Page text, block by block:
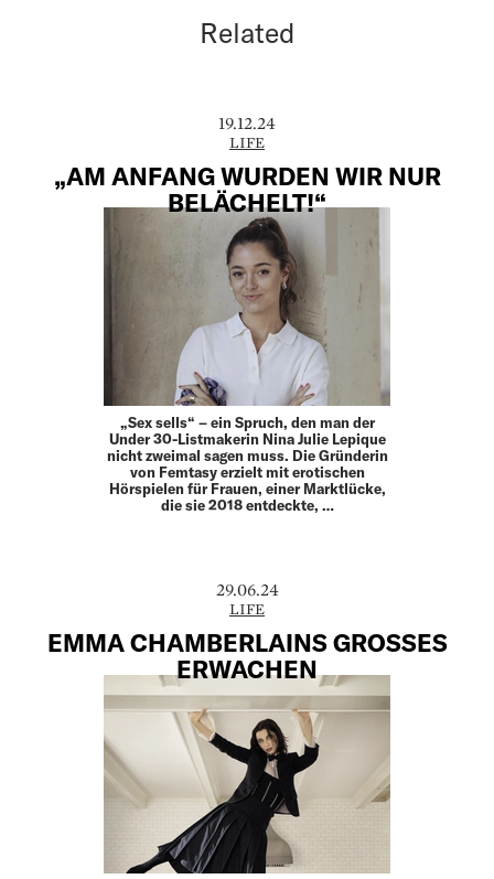
Related
19.12.24
LIFE
„AM ANFANG WURDEN WIR NUR
BELÄCHELT!“
„Sex sells“ – ein Spruch, den man der
Under 30-Listmakerin Nina Julie Lepique
nicht zweimal sagen muss. Die Gründerin
von Femtasy erzielt mit erotischen
Hörspielen für Frauen, einer Marktlücke,
die sie 2018 entdeckte, …
29.06.24
LIFE
EMMA CHAMBERLAINS GROSSES
ERWACHEN